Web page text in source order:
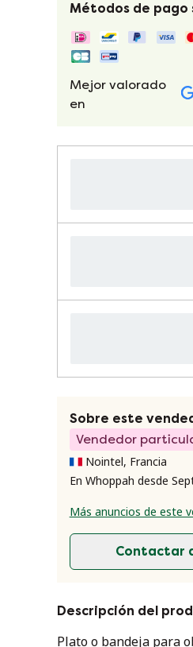
Métodos de pago
Mejor valorado
en
Sobre este
Vendedor
Nointel, Francia
En Whoppah desde
Más anuncios de este
Contactar
Descripción del
Plato o bandeja para